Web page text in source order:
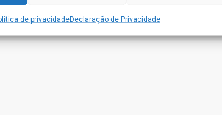
de privacidadeDeclaração de Privacidade